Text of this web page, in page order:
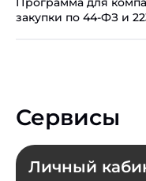
Полный
закупки по 44-ФЗ и
Сервисы
Личный